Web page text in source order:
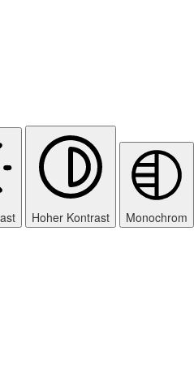
Hoher Kontrast Monochrom